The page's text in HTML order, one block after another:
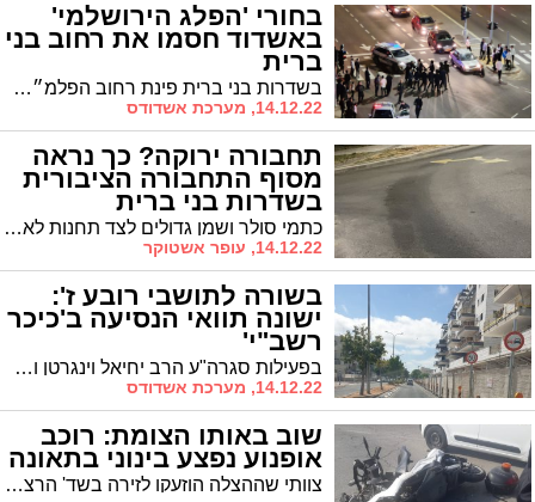
בחורי 'הפלג הירושלמי'
באשדוד חסמו את רחוב בני
ברית
בשדרות בני ברית פינת רחוב הפלמ״ח מתקיימת בשעה זו הפגנה של צעירי הפלג הירושלמי במחאה על מעצרו של אחד מחבריהם בירושליםהפגנות . הכביש נחסם בחלקו לתנועה. כוחות משטרה במקום
14.12.22, מערכת אשדודס
תחבורה ירוקה? כך נראה
מסוף התחבורה הציבורית
בשדרות בני ברית
כתמי סולר ושמן גדולים לצד תחנות לא ממש חכמות - נראה כי חזון התחבורה הירוקה באשדוד עודנו רחוק, וזאת מבלי שהזכרנו שאפילו חדר לנוחיות עבור הנהגים אין במקום. צפו
14.12.22, עופר אשטוקר
בשורה לתושבי רובע ז':
ישונה תוואי הנסיעה ב'כיכר
רשב"י'
בפעילות סגרה"ע הרב יחיאל וינגרטן וחבר מועצת העיר הרב שמואל שוק יתווסף נתיב לרכבים ברחוב רשב"י * כמו כן הסדרי תנועה חדשים בכיכר 'מכבי' יאפשרו יציאת רכבים מחניית המרכז המסחרי לכיוון היציאה מהרובע
14.12.22, מערכת אשדודס
שוב באותו הצומת: רוכב
אופנוע נפצע בינוני בתאונה
צוותי שההצלה הוזעקו לזירה בשד' הרצל פינת בן גוריון, העניקו לו סיוע ראשוני. מצבו מוגדר בינוני